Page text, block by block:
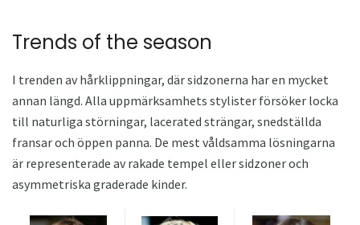
Trends of the season
I trenden av hårklippningar, där sidzonerna har en mycket
annan längd. Alla uppmärksamhets stylister försöker locka
till naturliga störningar, lacerated strängar, snedställda
fransar och öppen panna. De mest våldsamma lösningarna
är representerade av rakade tempel eller sidzoner och
asymmetriska graderade kinder.